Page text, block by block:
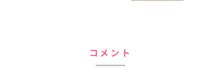
コメント